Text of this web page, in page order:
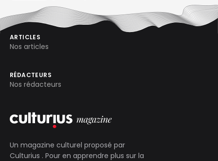
Un magazine culturel proposé par
Culturius . Pour en apprendre plus sur la
ARTICLES
Nos articles
RÉDACTEURS
Nos rédacteurs